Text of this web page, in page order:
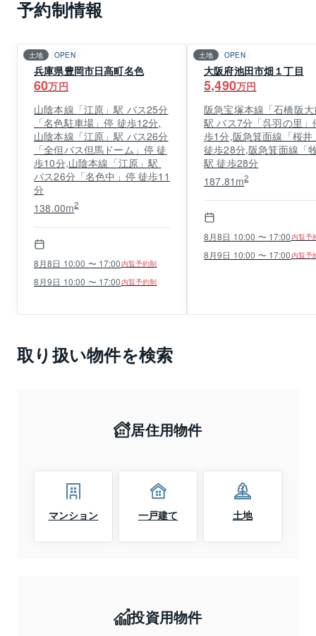
予約制情報
土地 OPEN
兵庫県豊岡市日高町名色
60万円
山陰本線「江原」駅 バス25分
「名色駐車場」停 徒歩12分,
山陰本線「江原」駅 バス26分
「全但バス但馬ドーム」停 徒
歩10分,山陰本線「江原」駅
バス26分「名色中」停 徒歩11
分
138.00m2
8月8日 10:00 〜 17:00 内覧予約制
8月9日 10:00 〜 17:00 内覧予約制
土地 OPEN
大阪府池田市畑１丁目
5,490万円
阪急宝塚本線「石橋阪
駅 バス7分「呉羽の里」
歩1分,阪急箕面線「桜井
徒歩28分,阪急箕面線「
駅 徒歩28分
187.81m2
8月8日 10:00 〜 17:00 内覧予
8月9日 10:00 〜 17:00 内覧予
取り扱い物件を検索
居住用物件
マンション 一戸建て 土地
投資用物件